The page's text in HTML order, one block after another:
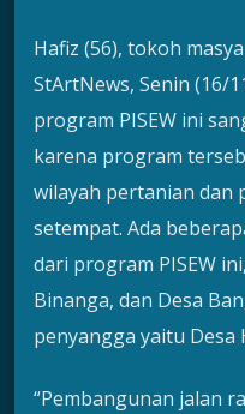
Hafiz (56), tokoh
StArtNews, Senin (16/
program PISEW ini
karena program
wilayah pertanian dan
setempat. Ada
dari program PISEW
Binanga, dan Desa
penyangga yaitu
“Pembangunan jalan